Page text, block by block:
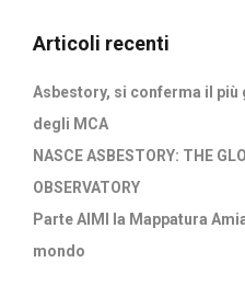
Articoli recenti
Asbestory, si conferma il
degli MCA
NASCE ASBESTORY: THE
OBSERVATORY
Parte AIMI la Mappatura
mondo